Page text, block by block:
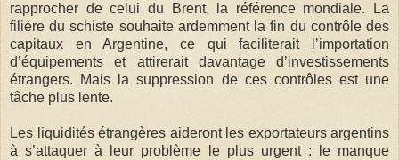
rapprocher de celui du Brent, la référence mondiale. La
filière du schiste souhaite ardemment la fin du contrôle des
capitaux en Argentine, ce qui faciliterait l’importation
d’équipements et attirerait davantage d’investissements
étrangers. Mais la suppression de ces contrôles est une
tâche plus lente.
Les liquidités étrangères aideront les exportateurs argentins
à s’attaquer à leur problème le plus urgent : le manque